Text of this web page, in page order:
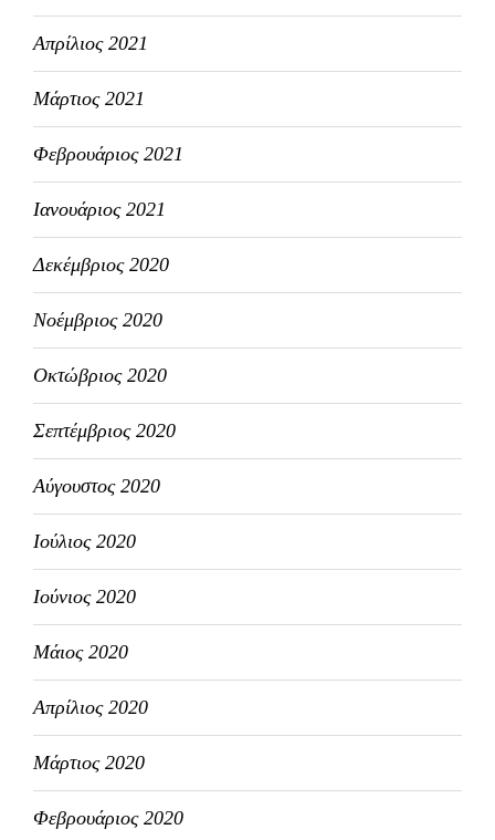
Απρίλιος 2021
Μάρτιος 2021
Φεβρουάριος 2021
Ιανουάριος 2021
Δεκέμβριος 2020
Νοέμβριος 2020
Οκτώβριος 2020
Σεπτέμβριος 2020
Αύγουστος 2020
Ιούλιος 2020
Ιούνιος 2020
Μάιος 2020
Απρίλιος 2020
Μάρτιος 2020
Φεβρουάριος 2020